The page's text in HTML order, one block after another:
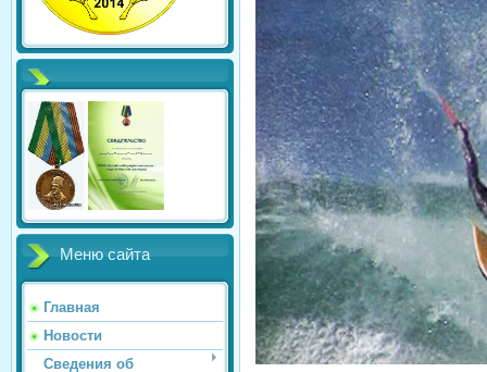
Меню сайта
Главная
Новости
Сведения об